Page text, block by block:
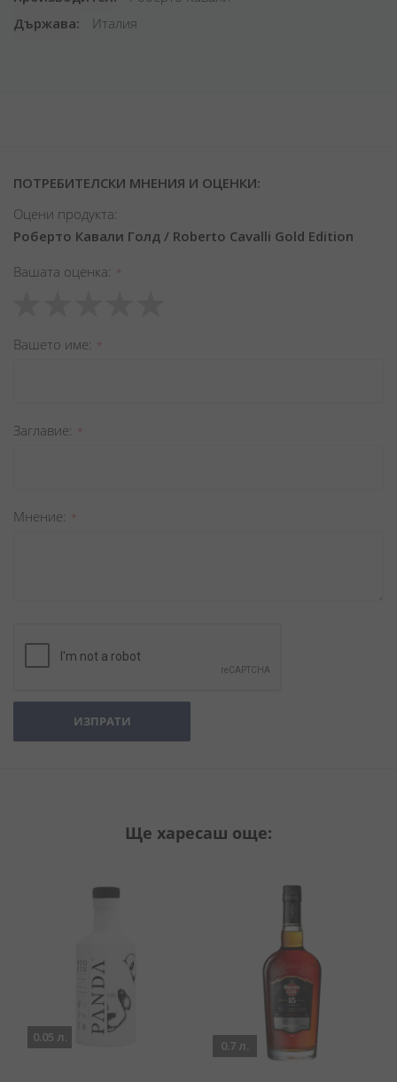
Държава
Италия
ПОТРЕБИТЕЛСКИ МНЕНИЯ И ОЦЕНКИ:
Оцени продукта:
Роберто Кавали Голд / Roberto Cavalli Gold Edition
Вашата оценка
star
stars
stars
stars
stars
Вашето име
Заглавиe
Мнение
ИЗПРАТИ
Ще харесаш още:
0.05 л.
0.7 л.